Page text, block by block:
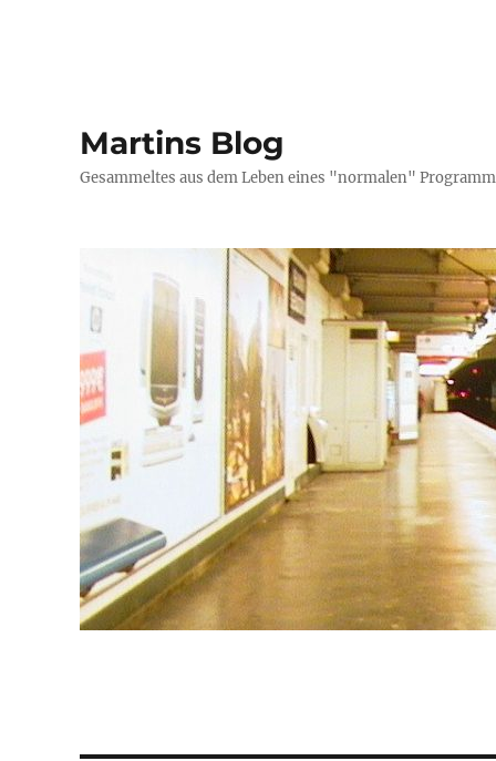
Martins Blog
Gesammeltes aus dem Leben eines "normalen"